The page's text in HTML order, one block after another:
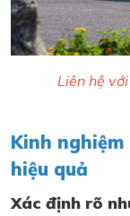
Liên hệ
Kinh
hiệu quả
Xác định rõ